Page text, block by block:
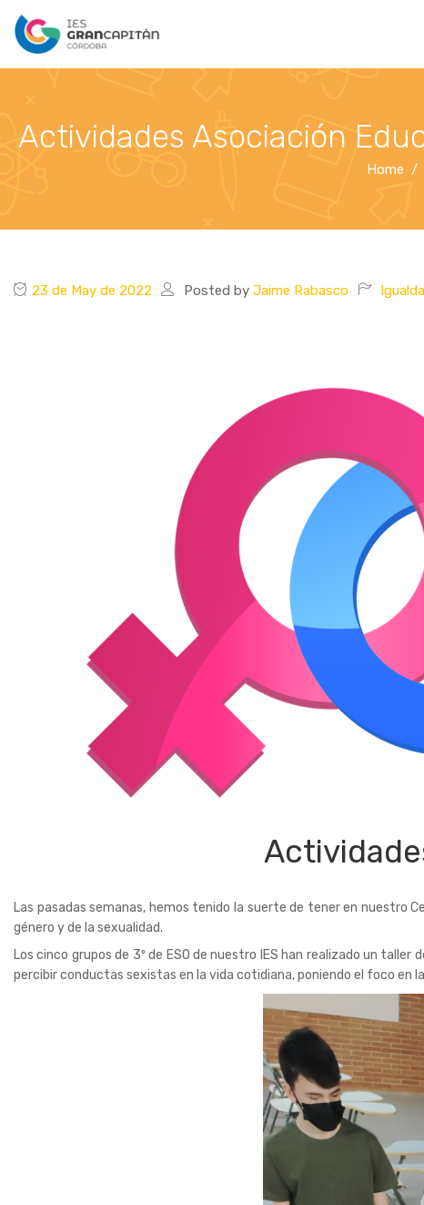
Actividades Asociación
Home
23 de May de 2022 Posted by Jaime Rabasco
Las pasadas semanas, hemos tenido la suerte de tener en nuestro
género y de la sexualidad.
Los cinco grupos de 3º de ESO de nuestro IES han realizado un
percibir conductas sexistas en la vida cotidiana, poniendo el foco en